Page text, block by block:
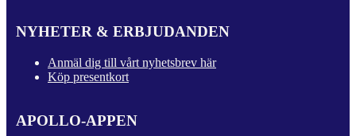
NYHETER & ERBJUDANDEN
Anmäl dig till vårt nyhetsbrev här
Köp presentkort
APOLLO-APPEN